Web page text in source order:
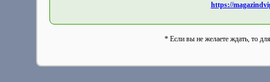
https://
* Если вы не желаете ждать, то